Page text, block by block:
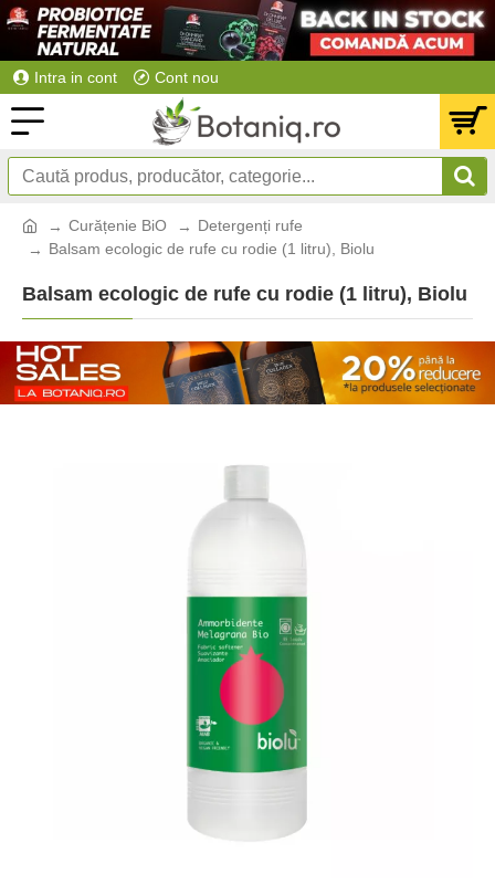
Intra in cont Cont nou
Curățenie BiO
Detergenți rufe
Balsam ecologic de rufe cu rodie (1 litru), Biolu
Balsam ecologic de rufe cu rodie (1 litru), Biolu